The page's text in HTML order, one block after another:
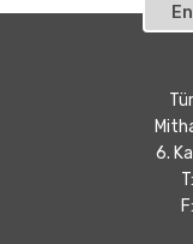
6.